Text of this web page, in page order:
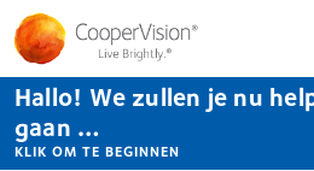
Overslaan
en
naar
de
inhoud
gaan
Hallo! We zullen je nu
gaan …
KLIK OM TE BEGINNEN